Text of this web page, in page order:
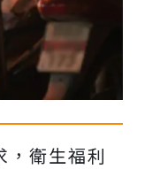
，衛生福利